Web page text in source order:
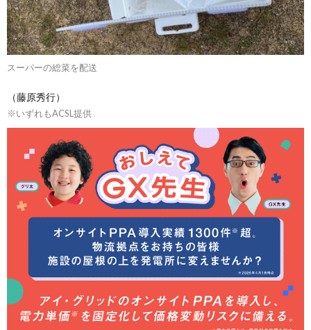
スーパーの総菜を配送
（藤原秀行）
※いずれもACSL提供